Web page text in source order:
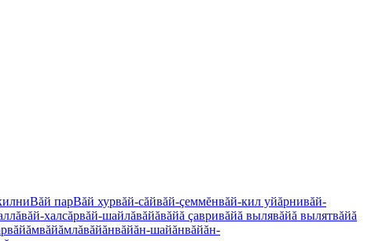
Вăй парВăй хурвăй-căйвăй-çеммĕнвăй-кил уйăрнивăй-
вăй-халсăрвăй-шайлăвăйăвăйă çавривăйă вылявăйă вылятвăйă
вăйăмвăйăмлăвăйăнвăйăн-шайăнвăйăн-